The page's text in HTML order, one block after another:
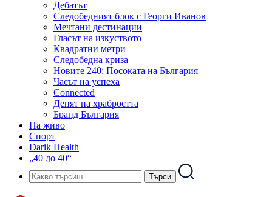
Дебатът
Следобедният блок с Георги Иванов
Мечтани дестинации
Гласът на изкуството
Квадратни метри
Следобедна криза
Новите 240: Посоката на България
Часът на успеха
Connected
Денят на храбростта
Бранд България
На живо
Спорт
Darik Health
„40 до 40“